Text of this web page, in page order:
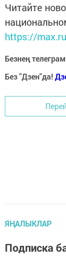
Читайте
https://
Безнең
Без "Дзен"да!Д
ЯҢАЛЫКЛАР
Подписка